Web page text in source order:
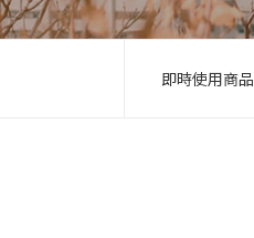
即時使用商品